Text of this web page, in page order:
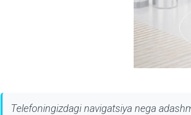
Telefoningizdagi navigatsiya nega